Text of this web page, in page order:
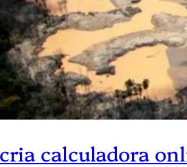
calculadora